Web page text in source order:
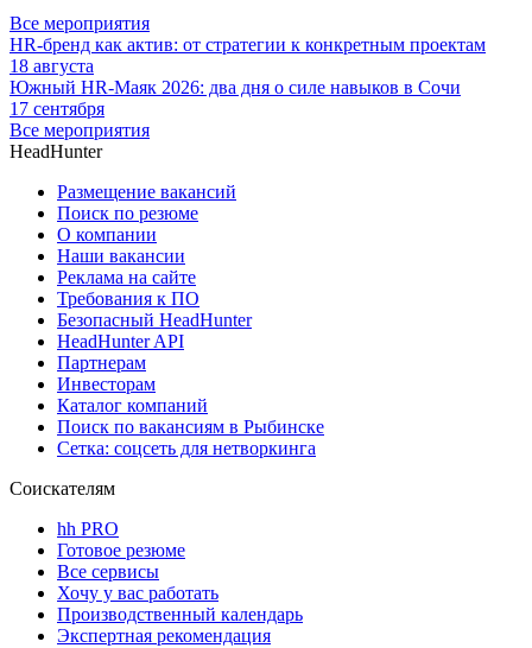
Все мероприятия
HR-бренд как актив: от стратегии к конкретным проектам
18 августа
Южный HR-Маяк 2026: два дня о силе навыков в Сочи
17 сентября
Все мероприятия
HeadHunter
Размещение вакансий
Поиск по резюме
О компании
Наши вакансии
Реклама на сайте
Требования к ПО
Безопасный HeadHunter
HeadHunter API
Партнерам
Инвесторам
Каталог компаний
Поиск по вакансиям в Рыбинске
Сетка: соцсеть для нетворкинга
Соискателям
hh PRO
Готовое резюме
Все сервисы
Хочу у вас работать
Производственный календарь
Экспертная рекомендация